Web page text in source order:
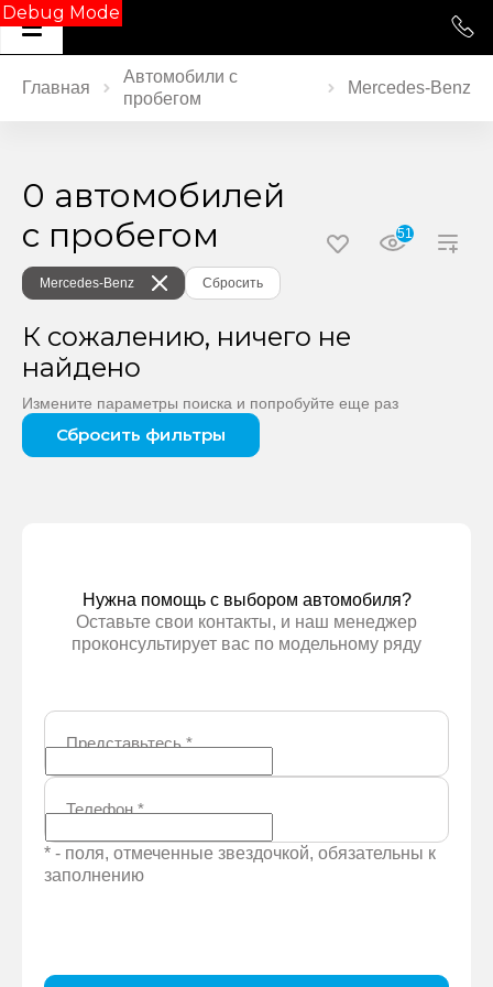
Debug Mode
Главная
Автомобили с
пробегом
Mercedes‑Benz
0 автомобилей
с пробегом
51
Mercedes‑Benz Сбросить
К сожалению, ничего не
найдено
Измените параметры поиска и попробуйте еще раз
Сбросить фильтры
Нужна помощь с выбором автомобиля?
Оставьте свои контакты, и наш менеджер
проконсультирует вас по модельному ряду
Представьтесь*
Телефон*
* - поля, отмеченные звездочкой, обязательны к
заполнению